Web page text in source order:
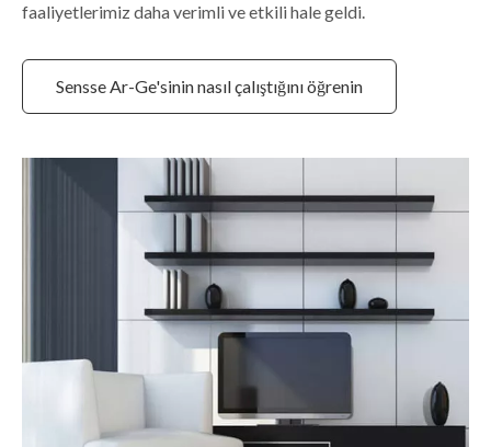
faaliyetlerimiz daha verimli ve etkili hale geldi.
Sensse Ar-Ge'sinin nasıl çalıştığını öğrenin